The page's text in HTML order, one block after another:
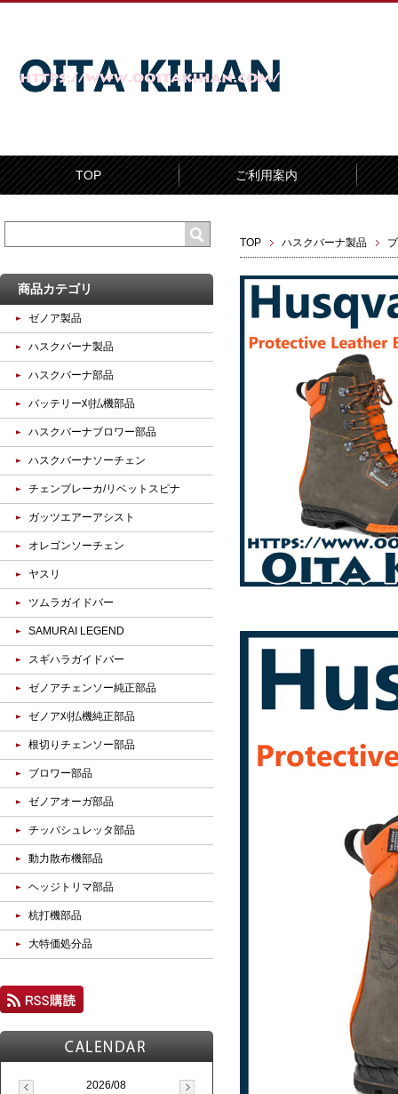
TOP ご利用案内
TOP ハスクバーナ製品
商品カテゴリ
ゼノア製品
ハスクバーナ製品
ハスクバーナ部品
バッテリー刈払機部品
ハスクバーナブロワー部品
ハスクバーナソーチェン
チェンブレーカ/リベットスピナ
ガッツエアーアシスト
オレゴンソーチェン
ヤスリ
ツムラガイドバー
SAMURAI LEGEND
スギハラガイドバー
ゼノアチェンソー純正部品
ゼノア刈払機純正部品
根切りチェンソー部品
ブロワー部品
ゼノアオーガ部品
チッパシュレッタ部品
動力散布機部品
ヘッジトリマ部品
杭打機部品
大特価処分品
2026/08